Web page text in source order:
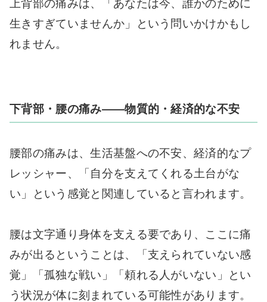
上背部の痛みは、「あなたは今、誰かのために
生きすぎていませんか」という問いかけかもし
れません。
下背部・腰の痛み——物質的・経済的な不安
腰部の痛みは、生活基盤への不安、経済的なプ
レッシャー、「自分を支えてくれる土台がな
い」という感覚と関連していると言われます。
腰は文字通り身体を支える要であり、ここに痛
みが出るということは、「支えられていない感
覚」「孤独な戦い」「頼れる人がいない」とい
う状況が体に刻まれている可能性があります。